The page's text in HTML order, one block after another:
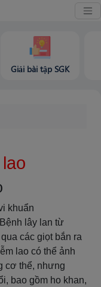
Giải bài tập SGK
khuẩn
lây lan từ
các giọt bắn ra
lao có thể ảnh
cơ thể, nhưng
bao gồm ho khan,